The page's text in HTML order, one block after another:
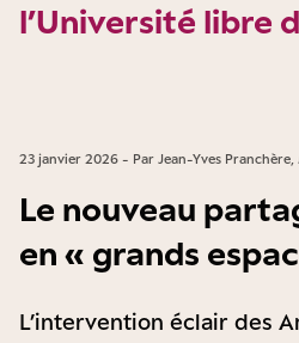
l’Université libre
23 janvier 2026 - Par Jean-Yves
Le nouveau
en « grands
L’intervention éclair des